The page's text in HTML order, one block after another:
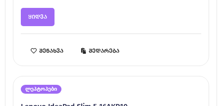
ყიდვა
შენახვა შედარება
ლეპტოპები